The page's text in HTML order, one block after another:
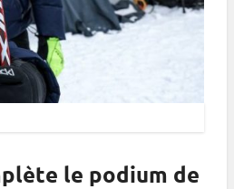
le podium de